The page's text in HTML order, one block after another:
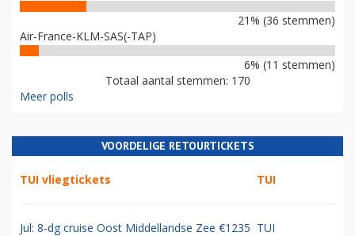
21% (36 stemmen)
Air-France-KLM-SAS(-TAP)
6% (11 stemmen)
Totaal aantal stemmen: 170
Meer polls
VOORDELIGE RETOURTICKETS
TUI vliegtickets TUI
Jul: 8-dg cruise Oost Middellandse Zee €1235 TUI